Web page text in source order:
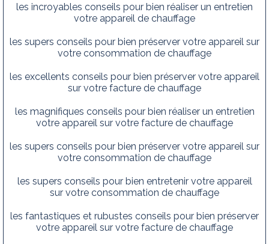
les incroyables conseils pour bien réaliser un entretien
votre appareil de chauffage
les supers conseils pour bien préserver votre appareil sur
votre consommation de chauffage
les excellents conseils pour bien préserver votre appareil
sur votre facture de chauffage
les magnifiques conseils pour bien réaliser un entretien
votre appareil sur votre facture de chauffage
les supers conseils pour bien préserver votre appareil sur
votre consommation de chauffage
les supers conseils pour bien entretenir votre appareil
sur votre consommation de chauffage
les fantastiques et rubustes conseils pour bien préserver
votre appareil sur votre facture de chauffage